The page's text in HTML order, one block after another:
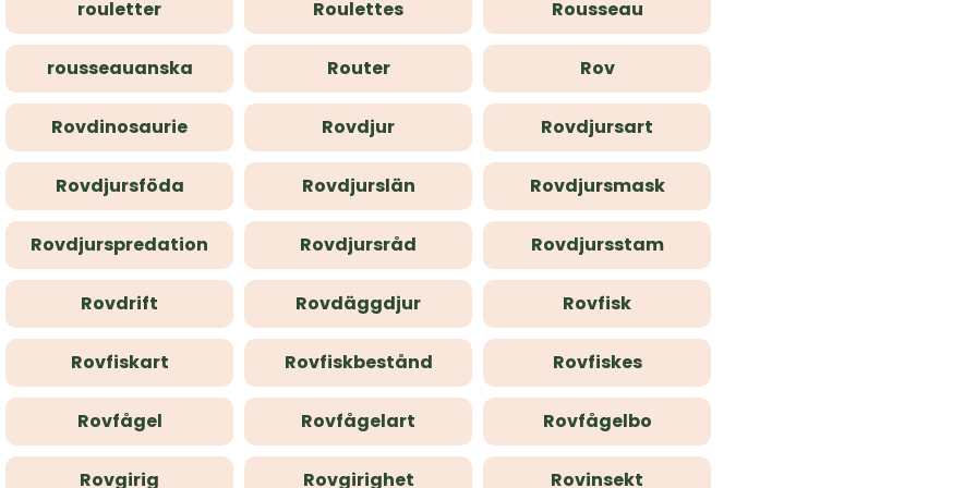
rouletter Roulettes Rousseau
rousseauanska Router Rov
Rovdinosaurie Rovdjur Rovdjursart
Rovdjursföda Rovdjurslän Rovdjursmask
Rovdjurspredation Rovdjursråd Rovdjursstam
Rovdrift Rovdäggdjur Rovfisk
Rovfiskart Rovfiskbestånd Rovfiskes
Rovfågel Rovfågelart Rovfågelbo
Rovgirig Rovgirighet Rovinsekt